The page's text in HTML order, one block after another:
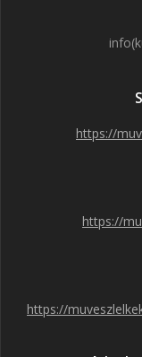
o
https://
https://
https://